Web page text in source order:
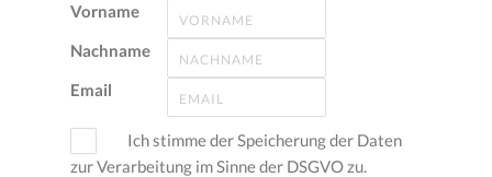
Vorname
Nachname
Email
Ich stimme der Speicherung der Daten
zur Verarbeitung im Sinne der DSGVO zu.